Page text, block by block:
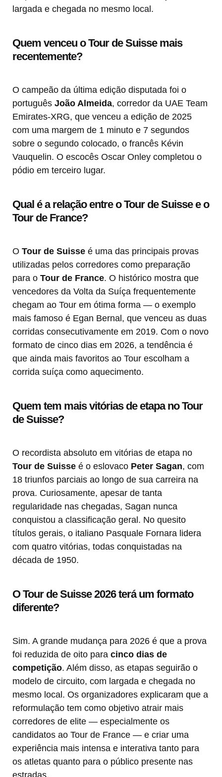
largada e chegada no mesmo local.
Quem venceu o Tour de Suisse mais
recentemente?
O campeão da última edição disputada foi o
português João Almeida, corredor da UAE Team
Emirates-XRG, que venceu a edição de 2025
com uma margem de 1 minuto e 7 segundos
sobre o segundo colocado, o francês Kévin
Vauquelin. O escocês Oscar Onley completou o
pódio em terceiro lugar.
Qual é a relação entre o Tour de Suisse e o
Tour de France?
O Tour de Suisse é uma das principais provas
utilizadas pelos corredores como preparação
para o Tour de France. O histórico mostra que
vencedores da Volta da Suíça frequentemente
chegam ao Tour em ótima forma — o exemplo
mais famoso é Egan Bernal, que venceu as duas
corridas consecutivamente em 2019. Com o novo
formato de cinco dias em 2026, a tendência é
que ainda mais favoritos ao Tour escolham a
corrida suíça como aquecimento.
Quem tem mais vitórias de etapa no Tour
de Suisse?
O recordista absoluto em vitórias de etapa no
Tour de Suisse é o eslovaco Peter Sagan, com
18 triunfos parciais ao longo de sua carreira na
prova. Curiosamente, apesar de tanta
regularidade nas chegadas, Sagan nunca
conquistou a classificação geral. No quesito
títulos gerais, o italiano Pasquale Fornara lidera
com quatro vitórias, todas conquistadas na
década de 1950.
O Tour de Suisse 2026 terá um formato
diferente?
Sim. A grande mudança para 2026 é que a prova
foi reduzida de oito para cinco dias de
competição. Além disso, as etapas seguirão o
modelo de circuito, com largada e chegada no
mesmo local. Os organizadores explicaram que a
reformulação tem como objetivo atrair mais
corredores de elite — especialmente os
candidatos ao Tour de France — e criar uma
experiência mais intensa e interativa tanto para
os atletas quanto para o público presente nas
estradas.